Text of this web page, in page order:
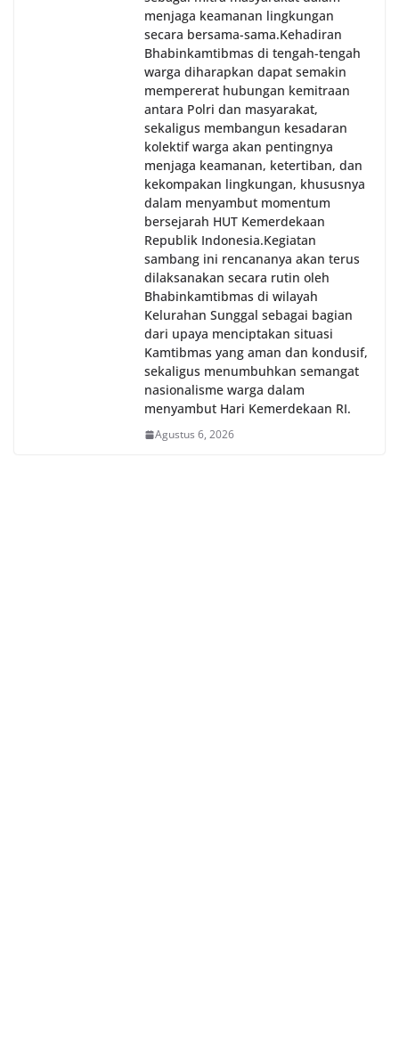
menjaga keamanan lingkungan
secara bersama-sama.‎‎Kehadiran
Bhabinkamtibmas di tengah-tengah
warga diharapkan dapat semakin
mempererat hubungan kemitraan
antara Polri dan masyarakat,
sekaligus membangun kesadaran
kolektif warga akan pentingnya
menjaga keamanan, ketertiban, dan
kekompakan lingkungan, khususnya
dalam menyambut momentum
bersejarah HUT Kemerdekaan
Republik Indonesia.‎Kegiatan
sambang ini rencananya akan terus
dilaksanakan secara rutin oleh
Bhabinkamtibmas di wilayah
Kelurahan Sunggal sebagai bagian
dari upaya menciptakan situasi
Kamtibmas yang aman dan kondusif,
sekaligus menumbuhkan semangat
nasionalisme warga dalam
menyambut Hari Kemerdekaan RI.
Agustus 6, 2026